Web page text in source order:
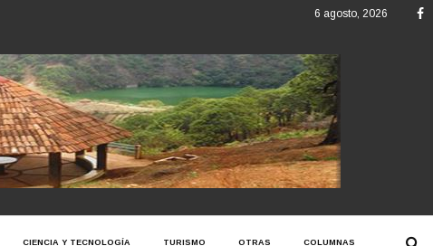
6 agosto, 2026
CIENCIA Y TECNOLOGÍA TURISMO OTRAS COLUMNAS